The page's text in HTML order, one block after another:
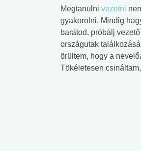
Megtanulni vezetni
gyakorolni. Mindig
barátod, próbálj
országutak
örültem, hogy a
Tökéletesen